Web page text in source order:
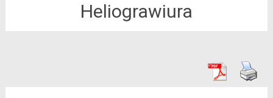
Heliograwiura